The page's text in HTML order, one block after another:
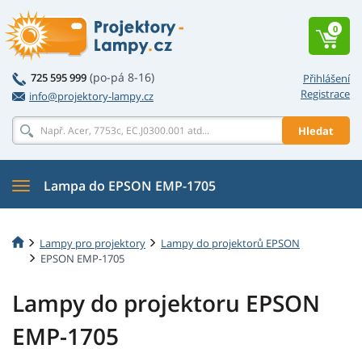
Přihlášení
Registrace
725 595 999 (po-pá 8-16)
info@projektory-lampy.cz
Hledat
0
Lampa do EPSON EMP-1705
Lampy pro projektory
Lampy do projektorů EPSON
EPSON EMP-1705
Lampy do projektoru EPSON
EMP-1705